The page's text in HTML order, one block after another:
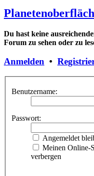
Du hast keine
Forum zu sehen oder zu
Anmelden •
Benutzername:
Passwort:
Angemeldet
Meinen Online-
verbergen